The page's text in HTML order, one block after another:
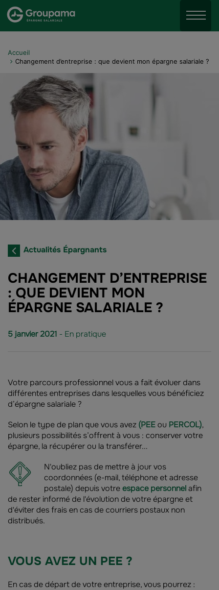
Aller au menu
Aller au contenu
Menu
Accueil
Changement d’entreprise : que devient mon épargne salariale ?
Actualités Épargnants
CHANGEMENT D’ENTREPRISE
: QUE DEVIENT MON
ÉPARGNE SALARIALE ?
5 janvier 2021 - En pratique
Votre parcours professionnel vous a fait évoluer dans
différentes entreprises dans lesquelles vous bénéficiez
d’épargne salariale ?
Selon le type de plan que vous avez (PEEou PERCOL),
plusieurs possibilités s’offrent à vous : conserver votre
épargne, la récupérer ou la transférer...
N'oubliez pas de mettre à jour vos
coordonnées (e-mail, téléphone et adresse
postale) depuis votreespace personnel afin
de rester informé de l'évolution de votre épargne et
d'éviter des frais en cas de courriers postaux non
distribués.
VOUS AVEZ UN PEE ?
En cas de départ de votre entreprise, vous pourrez :